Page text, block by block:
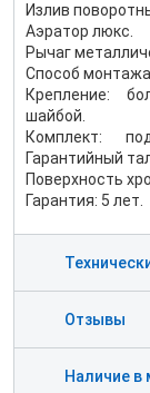
Излив
Аэратор люкс.
Рычаг
Способ монтажа
Крепление:
шайбой.
Комплект:
Гарантийный
Поверхность
Гарантия: 5 лет.
Отзывы
Наличие в